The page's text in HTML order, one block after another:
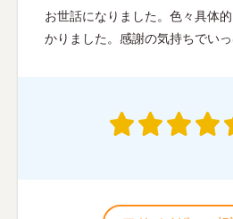
お世話になりました。色々具体
かりました。感謝の気持ちでいっ